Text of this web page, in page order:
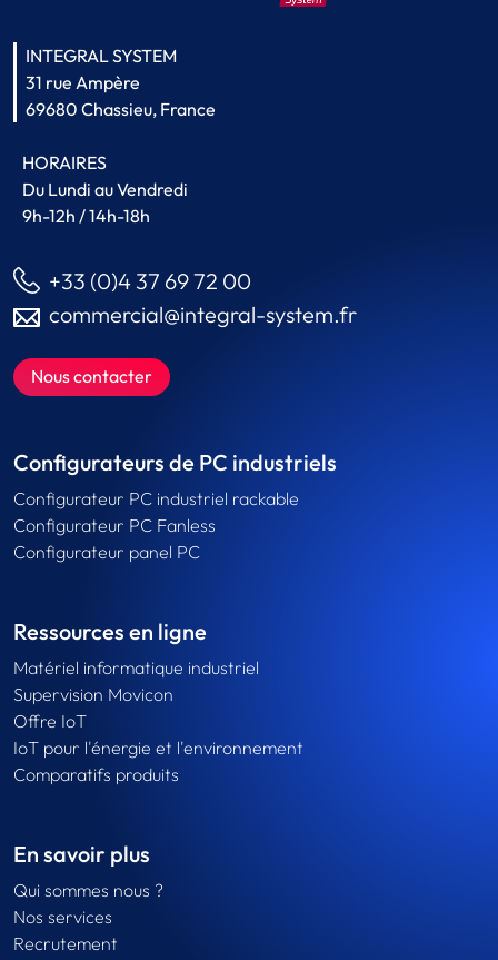
INTEGRAL SYSTEM
31 rue Ampère
69680 Chassieu, France
HORAIRES
Du Lundi au Vendredi
9h-12h / 14h-18h
+33 (0)4 37 69 72 00
commercial@integral-system.fr
Nous contacter
Configurateurs de PC industriels
Configurateur PC industriel rackable
Configurateur PC Fanless
Configurateur panel PC
Ressources en ligne
Matériel informatique industriel
Supervision Movicon
Offre IoT
IoT pour l'énergie et l'environnement
Comparatifs produits
En savoir plus
Qui sommes nous ?
Nos services
Recrutement